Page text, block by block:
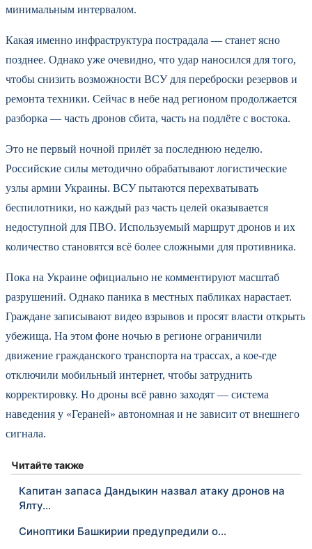
минимальным интервалом.
Какая именно инфраструктура пострадала — станет ясно
позднее. Однако уже очевидно, что удар наносился для того,
чтобы снизить возможности ВСУ для переброски резервов и
ремонта техники. Сейчас в небе над регионом продолжается
разборка — часть дронов сбита, часть на подлёте с востока.
Это не первый ночной прилёт за последнюю неделю.
Российские силы методично обрабатывают логистические
узлы армии Украины. ВСУ пытаются перехватывать
беспилотники, но каждый раз часть целей оказывается
недоступной для ПВО. Используемый маршрут дронов и их
количество становятся всё более сложными для противника.
Пока на Украине официально не комментируют масштаб
разрушений. Однако паника в местных пабликах нарастает.
Граждане записывают видео взрывов и просят власти открыть
убежища. На этом фоне ночью в регионе ограничили
движение гражданского транспорта на трассах, а кое-где
отключили мобильный интернет, чтобы затруднить
корректировку. Но дроны всё равно заходят — система
наведения у «Гераней» автономная и не зависит от внешнего
сигнала.
Читайте также
Капитан запаса Дандыкин назвал атаку дронов на
Ялту…
Синоптики Башкирии предупредили о…